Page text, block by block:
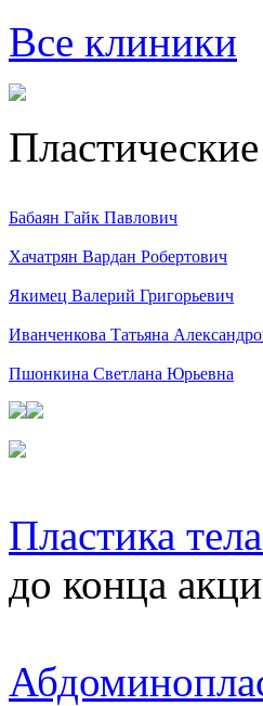
Все клиники
Бабаян Гайк Павлович
Хачатрян Вардан Робертович
Якимец Валерий Григорьевич
Иванченкова Татьяна
Пшонкина Светлана Юрьевна
Пластика
до конца